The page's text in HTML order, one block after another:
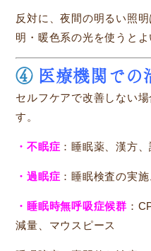
反対に、夜間の明るい照
明・暖色系の光を使うとよ
④ 医療機関での
セルフケアで改善しない
す。
・不眠症 ：睡眠薬、漢方
・過眠症 ：睡眠検査の実
・睡眠時無呼吸症候群 ：
減量、マウスピース